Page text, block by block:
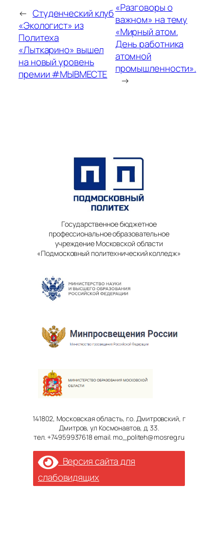
← Студенческий клуб
«Экологист» из
Политеха
«Лыткарино» вышел
на новый уровень
премии #МЫВМЕСТЕ
«Разговоры о
важном» на тему
«Мирный атом.
День работника
атомной
промышленности».
→
Государственное бюджетное
профессиональное образовательное
учреждение Московской области
«Подмосковный политехнический колледж»
141802, Московская область, г.о. Дмитровский, г
Дмитров, ул Космонавтов, д. 33.
тел. +74959937618 email. mo_politeh@mosreg.ru
Версия сайта для
слабовидящих